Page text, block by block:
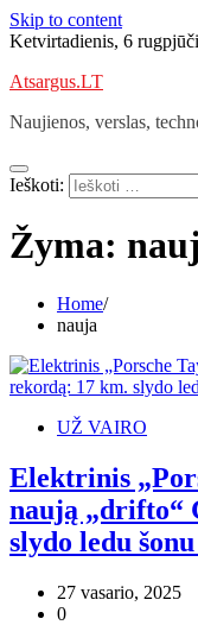
Skip to content
Ketvirtadienis, 6
Atsargus.LT
Naujienos, verslas,
Ieškoti:
Žyma:
Home
nauja
UŽ VAIRO
Elektrinis
naują „drifto“
slydo ledu
27 vasario, 2025
0